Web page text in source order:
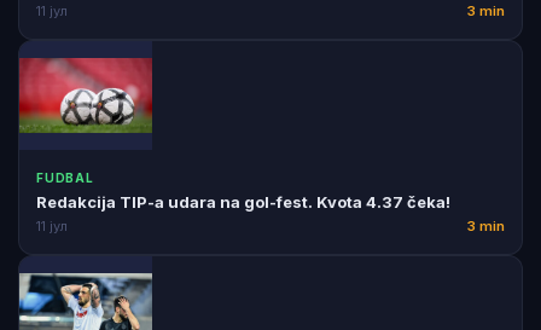
11 јул 3 min
FUDBAL
Redakcija TIP-a udara na gol-fest. Kvota 4.37 čeka!
11 јул 3 min